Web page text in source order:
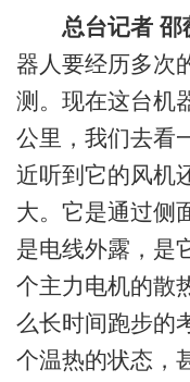
总台记者 邵
器人要经历多次
测。现在这台机
公里，我们去看
近听到它的风机
大。它是通过侧
是电线外露，是
个主力电机的散
么长时间跑步的
个温热的状态，